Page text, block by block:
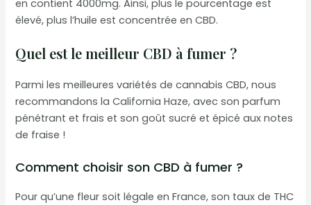
en contient 4000mg. Ainsi, plus le pourcentage est
élevé, plus l’huile est concentrée en CBD.
Quel est le meilleur CBD à fumer ?
Parmi les meilleures variétés de cannabis CBD, nous
recommandons la California Haze, avec son parfum
pénétrant et frais et son goût sucré et épicé aux notes
de fraise !
Comment choisir son CBD à fumer ?
Pour qu’une fleur soit légale en France, son taux de THC